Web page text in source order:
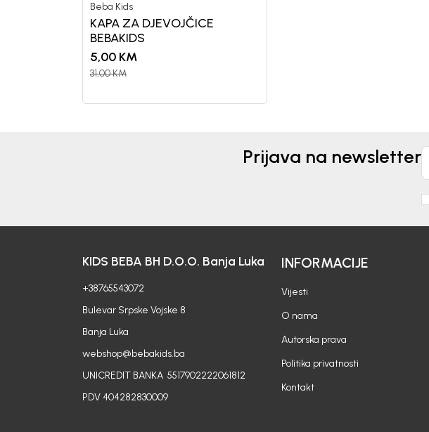
Beba Kids
KAPA ZA DJEVOJČICE
BEBAKIDS
5,00 KM
31,00KM
Prijava na newsletter
KIDS BEBA BH D.O.O. Banja Luka
+38765543072
Bulevar Srpske Vojske 8
Banja Luka
webshop@bebakids.ba
UNICREDIT BANKA 5517902222061812
PDV 404282830009
INFORMACIJE
Vijesti
O nama
Autorska prava
Politika privatnosti
Kontakt